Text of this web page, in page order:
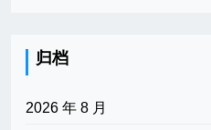
归档
2026 年 8 月